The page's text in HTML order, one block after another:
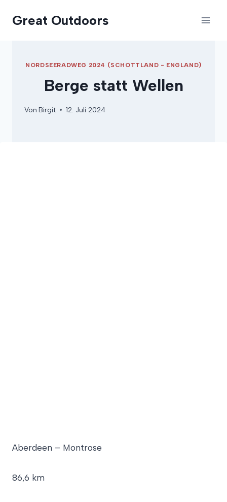
InhaltGreat Outdoors
NORDSEERADWEG 2024 (SCHOTTLAND - ENGLAND)
Berge statt Wellen
Von Birgit 12. Juli 2024
Aberdeen – Montrose
86,6 km